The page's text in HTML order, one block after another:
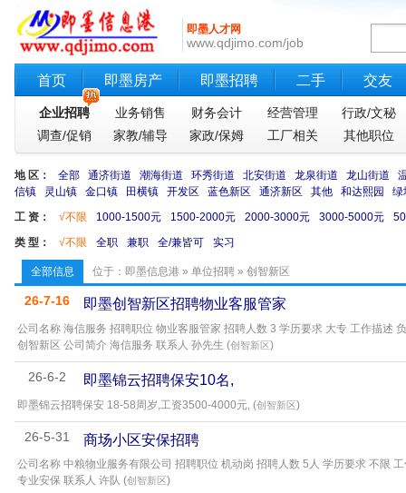
即墨人才网
www.qdjimo.com/job
首页 即墨房产 即墨招聘 二手 交友
企业招聘 业务销售 财务会计 经营管理
行政/文秘
调查/促销
家教/辅导 家政/保姆 工厂相关 其他职位
地 区： 全部 通济街道 潮海街道 环秀街道 北安街道 龙泉街道 龙山街道
信镇
灵山镇 金口镇 田横镇 开发区 蓝色新区 通济新区 其他 和达熙园
绿
工 资：
√不限 1000-1500元 1500-2000元 2000-3000元 3000-5000元
类 型：
√不限 全职 兼职 全/兼皆可 实习
全部信息 位于： 即墨信息港 » 单位招聘 » 创智新区
26-7-16 即墨创智新区招聘物业客服管家
公司名称 海信服务 招聘职位 物业客服管家 招聘人数 3 学历要求 大专 工作描述
创智新区 公司简介 海信服务 联系人 孙先生 (创智新区)
26-6-2 即墨锦云招聘保安10名,
即墨锦云招聘保安 18-58周岁,工资3500-4000元, (创智新区)
26-5-31 商场小区安保招聘
公司名称 中粮物业服务有限公司 招聘职位 机动岗 招聘人数 5人 学历要求 不限
专业安保 联系人 许队 (创智新区)